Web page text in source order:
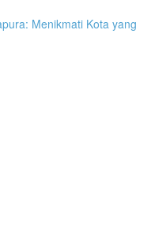
Menikmati Kota yang